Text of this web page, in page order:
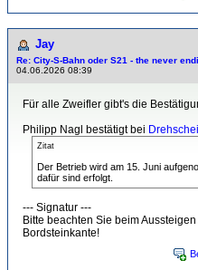
Jay
Re: City-S-Bahn oder S21 - the never
04.06.2026 08:39
Für alle Zweifler gibt's die
Philipp Nagl bestätigt bei
Zitat
Der Betrieb wird am 15. Juni
dafür sind erfolgt.
--- Signatur ---
Bitte beachten Sie beim
Bordsteinkante!